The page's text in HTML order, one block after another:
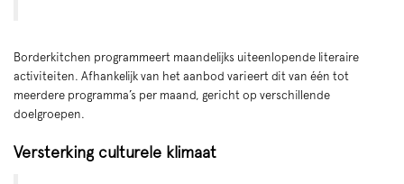
Borderkitchen programmeert maandelijks uiteenlopende literaire
activiteiten. Afhankelijk van het aanbod varieert dit van één tot
meerdere programma’s per maand, gericht op verschillende
doelgroepen.
Versterking culturele klimaat